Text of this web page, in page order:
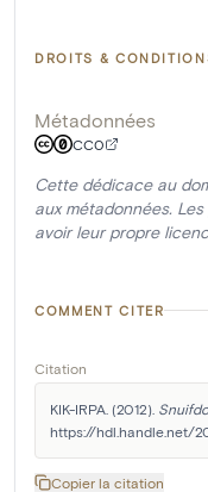
DROITS &
Métadonnées
CC0
Cette dédicace au
aux métadonnées.
avoir leur propre
COMMENT CITER
Citation
KIK-IRPA. (2012).
https://hdl.handle.net/
Copier la citation